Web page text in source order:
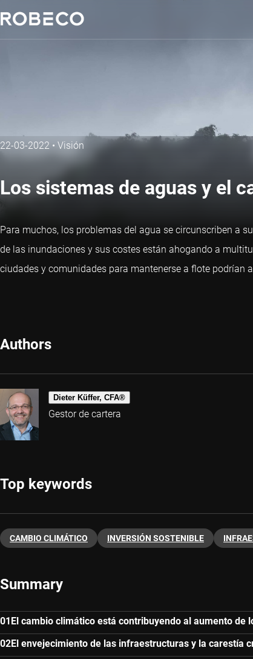
22-03-2022 • Visión
Los sistemas de aguas y el
Para muchos, los problemas del agua se circunscriben a
de las inundaciones y sus costes están ahogando a
ciudades y comunidades para mantenerse a flote podrían
Authors
Dieter Küffer, CFA®
Gestor de cartera
Top keywords
CAMBIO CLIMÁTICO INVERSIÓN SOSTENIBLE
Summary
El cambio climático está contribuyendo al aumento
El envejecimiento de las infraestructuras y la carestía